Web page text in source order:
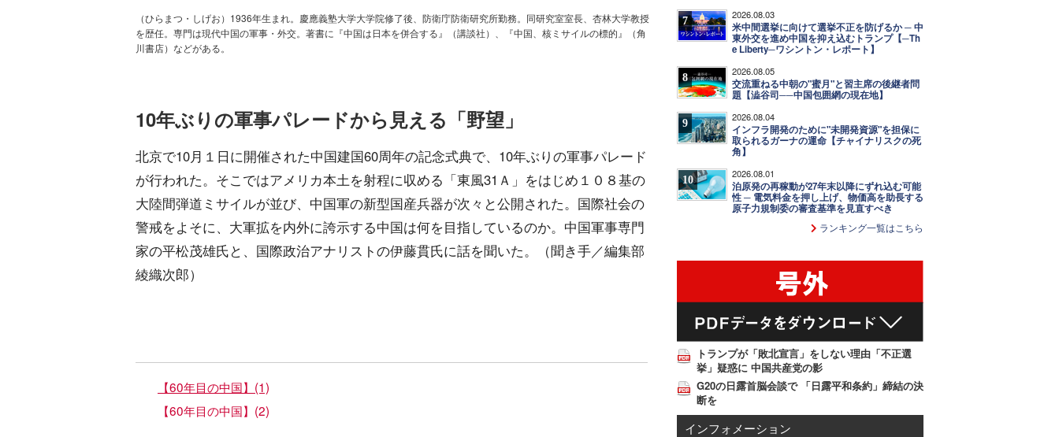
（ひらまつ・しげお）1936年生まれ。慶應義塾大学大学院修了後、防衛庁防衛研究所勤務。同研究室室長、杏林大学教授
を歴任。専門は現代中国の軍事・外交。著書に『中国は日本を併合する』（講談社）、『中国、核ミサイルの標的』（角
川書店）などがある。
10年ぶりの軍事パレードから見える「野望」
北京で10月１日に開催された中国建国60周年の記念式典で、10年ぶりの軍事パレード
が行われた。そこではアメリカ本土を射程に収める「東風31Ａ」をはじめ１０８基の
大陸間弾道ミサイルが並び、中国軍の新型国産兵器が次々と公開された。国際社会の
警戒をよそに、大軍拡を内外に誇示する中国は何を目指しているのか。中国軍事専門
家の平松茂雄氏と、国際政治アナリストの伊藤貫氏に話を聞いた。（聞き手／編集部
綾織次郎）
【60年目の中国】(1)
【60年目の中国】(2)
7 2026.08.03
米中間選挙に向けて選挙不正を防げるか ─ 中
東外交を進め中国を抑え込むトランプ【─Th
e Liberty─ワシントン・レポート】
8 2026.08.05
交流重ねる中朝の"蜜月"と習主席の後継者問
題【澁谷司──中国包囲網の現在地】
9 2026.08.04
インフラ開発のために"未開発資源"を担保に
取られるガーナの運命【チャイナリスクの死
角】
10 2026.08.01
泊原発の再稼動が27年末以降にずれ込む可能
性 ─ 電気料金を押し上げ、物価高を助長する
原子力規制委の審査基準を見直すべき
ランキング一覧はこちら
トランプが「敗北宣言」をしない理由「不正選
挙」疑惑に 中国共産党の影
G20の日露首脳会談で 「日露平和条約」締結の決
断を
インフォメーション